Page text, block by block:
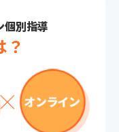
個別指導
？